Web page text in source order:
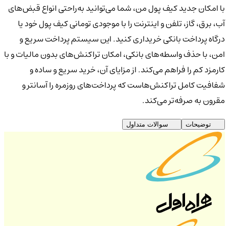
با امکان جدید کیف پول من، شما می‌توانید به‌راحتی انواع قبض‌های
آب، برق، گاز، تلفن و اینترنت را با موجودی تومانی کیف پول خود یا
درگاه پرداخت بانکی خریداری کنید. این سیستم پرداخت سریع و
امن، با حذف واسطه‌های بانکی، امکان تراکنش‌های بدون مالیات و با
کارمزد کم را فراهم می‌کند. از مزایای آن، خرید سریع و ساده و
شفافیت کامل تراکنش‌هاست که پرداخت‌های روزمره را آسانتر و
مقرون به صرفه‌تر می‌کند.
توضیحات سوالات متداول